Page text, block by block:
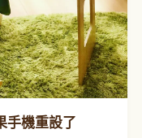
手機重設了